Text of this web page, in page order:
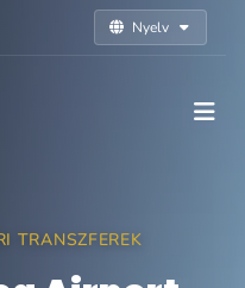
Nyelv
TRANSZFEREK